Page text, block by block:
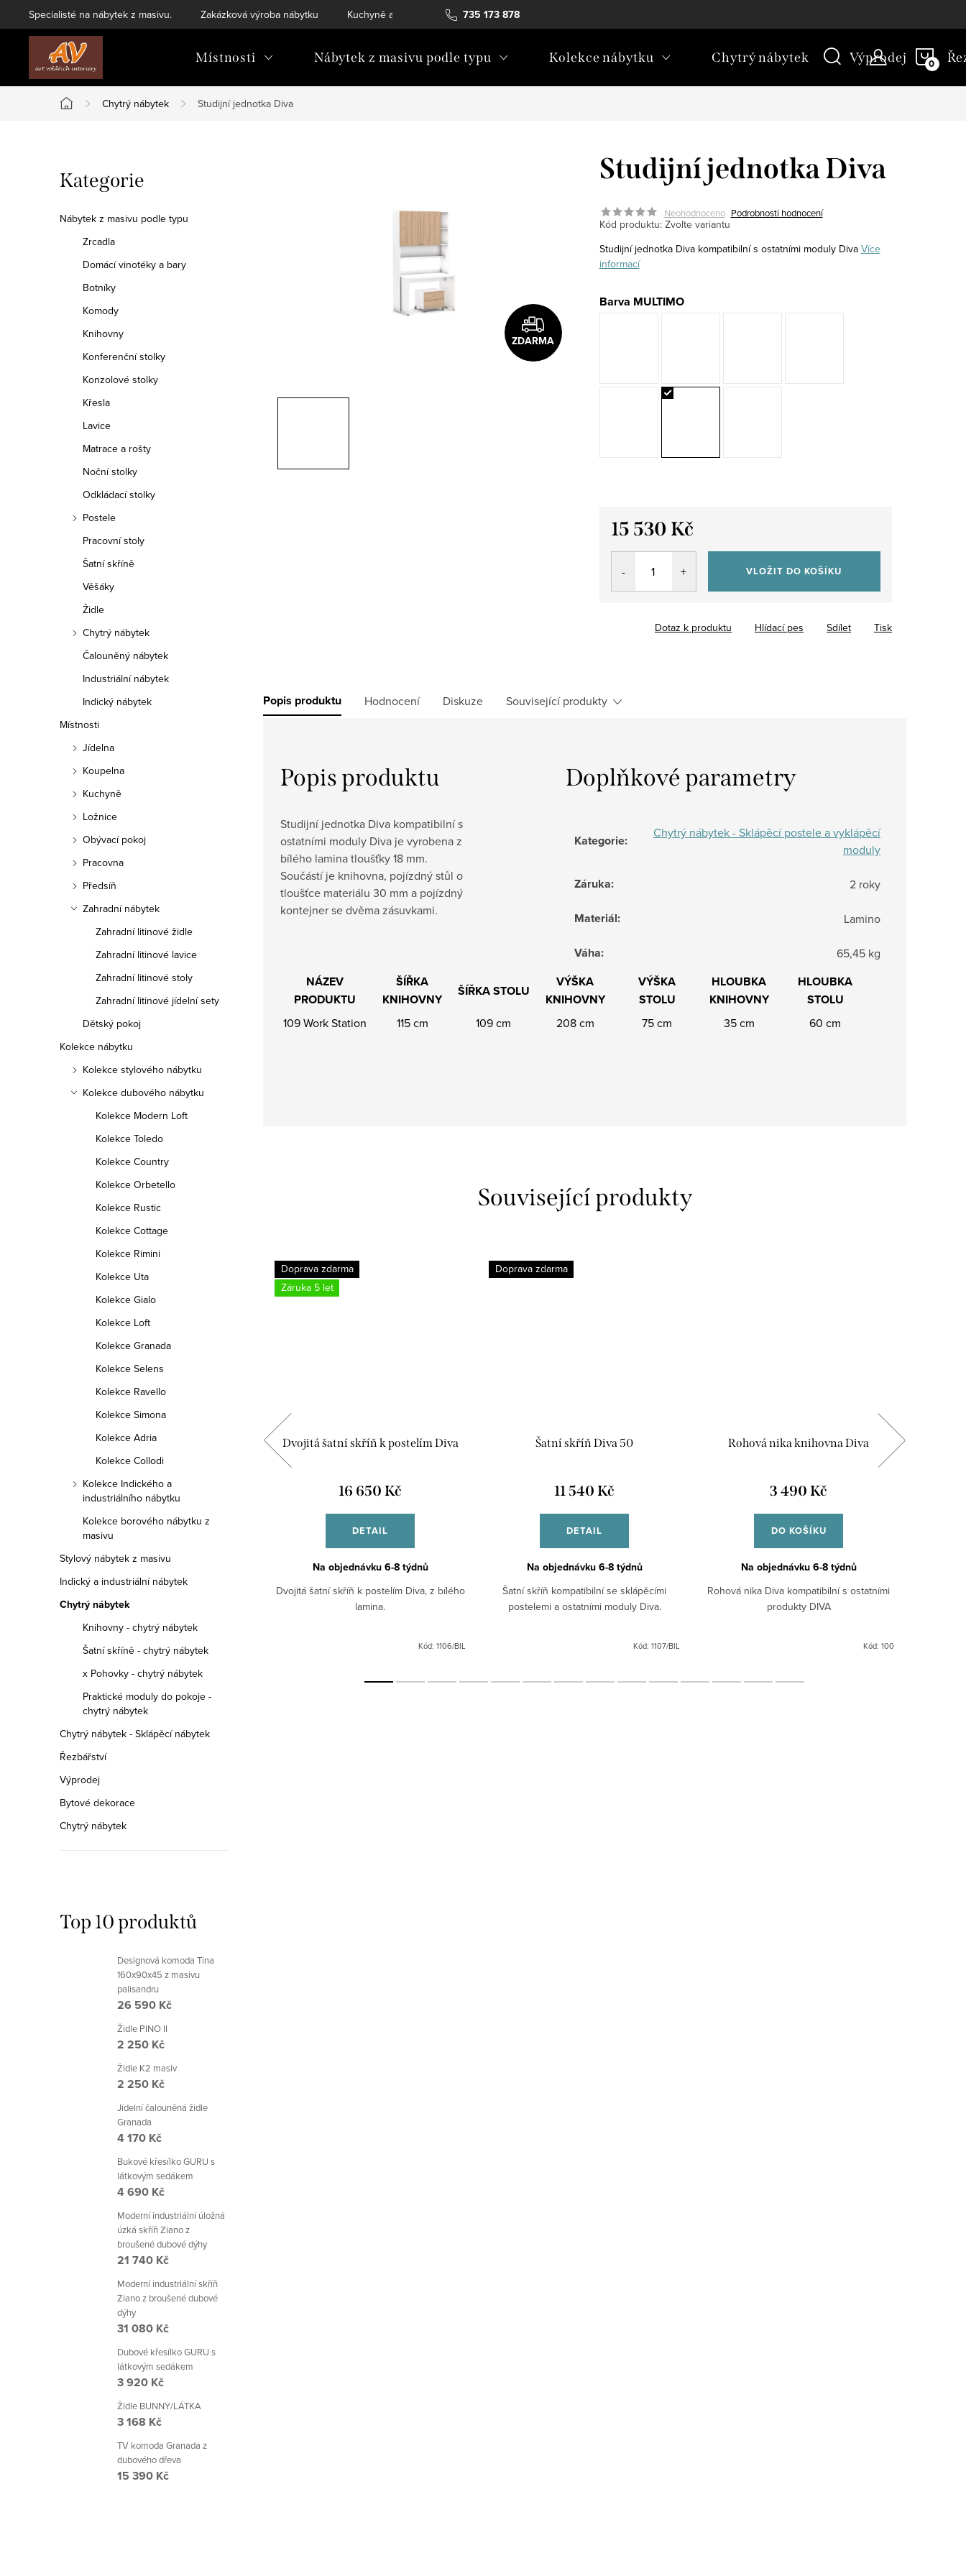
na
735 173 878
Specialisté na nábytek z masivu. Zakázková výroba nábytku Kuchyně a vestavný nábytek Katalogy ke stažení
Místnosti Nábytek z masivu podle typu Kolekce nábytku Chytrý nábytek Výprodej
Domů
Chytrý nábytek Studijní jednotka Diva
o
s
Přeskočit
kategorie
Kategorie
Nábytek z masivu podle typu
Zrcadla
Domácí vinotéky a bary
Botníky
Komody
Knihovny
Konferenční stolky
Konzolové stolky
Křesla
Lavice
Matrace a rošty
Noční stolky
Odkládací stolky
Postele
Pracovní stoly
Šatní skříně
Věšáky
Židle
Chytrý nábytek
Čalouněný nábytek
Industriální nábytek
Indický nábytek
Místnosti
Jídelna
Koupelna
Kuchyně
Ložnice
Obývací pokoj
Pracovna
Předsíň
Zahradní nábytek
Zahradní litinové židle
Zahradní litinové lavice
Zahradní litinové stoly
Zahradní litinové jídelní sety
Dětský pokoj
Kolekce nábytku
Kolekce stylového nábytku
Kolekce dubového nábytku
Kolekce Modern Loft
Kolekce Toledo
Kolekce Country
Kolekce Orbetello
Kolekce Rustic
Kolekce Cottage
Kolekce Rimini
Kolekce Uta
Kolekce Gialo
Kolekce Loft
Kolekce Granada
Kolekce Selens
Kolekce Ravello
Kolekce Simona
Kolekce Adria
Kolekce Collodi
Kolekce Indického a
industriálního nábytku
Kolekce borového nábytku z
masivu
Stylový nábytek z masivu
Indický a industriální nábytek
Chytrý nábytek
Knihovny - chytrý nábytek
Šatní skříně - chytrý nábytek
x Pohovky - chytrý nábytek
Praktické moduly do pokoje -
chytrý nábytek
Chytrý nábytek - Sklápěcí nábytek
Řezbářství
Výprodej
Bytové dekorace
Chytrý nábytek
Top 10 produktů
Designová komoda Tina
160x90x45 z masivu
palisandru
26 590 Kč
Židle PINO II
2 250 Kč
Židle K2 masiv
2 250 Kč
Jídelní čalouněná židle
Granada
4 170 Kč
Bukové křesílko GURU s
látkovým sedákem
4 690 Kč
Moderní industriální úložná
úzká skříň Ziano z
broušené dubové dýhy
21 740 Kč
Moderní industriální skříň
Ziano z broušené dubové
dýhy
31 080 Kč
Dubové křesílko GURU s
látkovým sedákem
3 920 Kč
Židle BUNNY/LÁTKA
3 168 Kč
TV komoda Granada z
dubového dřeva
15 390 Kč
ZDARMA
Studijní jednotka Diva
Neohodnoceno Podrobnosti hodnocení
Kód produktu: Zvolte variantu
Studijní jednotka Diva kompatibilní s ostatními moduly Diva Více
informací
Barva MULTIMO
15 530 Kč
Měrná
VLOŽIT DO KOŠÍKU
Tisk
Dotaz k produktu Hlídací pes Sdílet
Popis produktu Hodnocení Diskuze Související produkty
Popis produktu
Studijní jednotka Diva kompatibilní s
ostatními moduly Diva je vyrobena z
bílého lamina tloušťky 18 mm.
Součástí je knihovna, pojízdný stůl o
tloušťce materiálu 30 mm a pojízdný
kontejner se dvěma zásuvkami.
NÁZEV
PRODUKTU
ŠÍŘKA
KNIHOVNY
ŠÍŘKA STOLU
VÝŠKA
KNIHOVNY
VÝŠKA
STOLU
HLOUBKA
KNIHOVNY
HLOUBKA
STOLU
109 Work Station 115 cm 109 cm 208 cm 75 cm 35 cm 60 cm
Doplňkové parametry
Kategorie:
Chytrý nábytek - Sklápěcí postele a vyklápěcí
moduly
Záruka: 2 roky
Materiál: Lamino
Váha: 65,45 kg
Související produkty
Sklápěcí dvoulůžková postel se
stolem Diva Frogg
38 790 Kč
Na objednávku 6-8 týdnů
Plnohodnotná dvoulůžková sklápěcí postel
Doprava zdarma
Záruka 5 let
Dvojitá šatní skříň k postelím Diva
16 650 Kč
DETAIL
Na objednávku 6-8 týdnů
Dvojitá šatní skříň k postelím Diva, z bílého
lamina.
Kód: 1106/BIL
Doprava zdarma
Šatní skříň Diva 50
11 540 Kč
DETAIL
Na objednávku 6-8 týdnů
Šatní skříň kompatibilní se sklápěcími
postelemi a ostatními moduly Diva.
Kód: 1107/BIL
Rohová nika knihovna Diva
3 490 Kč
DO KOŠÍKU
Na objednávku 6-8 týdnů
Rohová nika Diva kompatibilní s ostatními
produkty DIVA
Kód: 100